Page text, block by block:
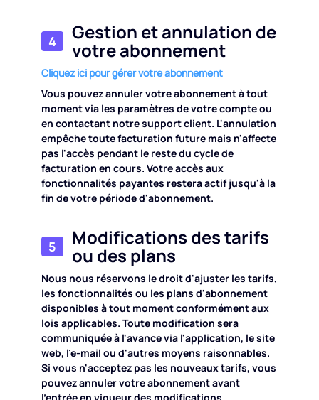
Éclaircisseur d'image
PDF en JPG
Conversion de Word en JPG
4 Gestion et annulation de
votre abonnement
Cliquez ici pour gérer votre abonnement
Vous pouvez annuler votre abonnement à tout
moment via les paramètres de votre compte ou
en contactant notre support client. L'annulation
empêche toute facturation future mais n'affecte
pas l'accès pendant le reste du cycle de
facturation en cours. Votre accès aux
fonctionnalités payantes restera actif jusqu'à la
fin de votre période d'abonnement.
5 Modifications des tarifs
ou des plans
Nous nous réservons le droit d'ajuster les tarifs,
les fonctionnalités ou les plans d'abonnement
disponibles à tout moment conformément aux
lois applicables. Toute modification sera
communiquée à l'avance via l'application, le site
web, l'e-mail ou d'autres moyens raisonnables.
Si vous n'acceptez pas les nouveaux tarifs, vous
pouvez annuler votre abonnement avant